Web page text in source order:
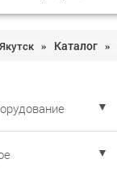
» Каталог »
▼
▼